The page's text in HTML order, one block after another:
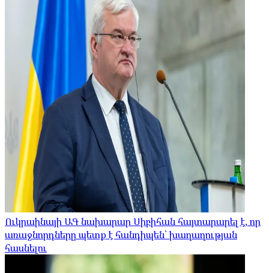
Ուկրաինայի ԱԳ նախարար Սիբիհան հայտարարել է, որ
առաջնորդները պետք է հանդիպեն՝ խաղաղության
հասնելու